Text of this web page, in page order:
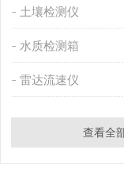
土壤检测仪
水质检测箱
雷达流速仪
查看全